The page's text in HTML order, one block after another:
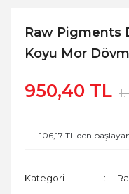
Raw Pigments
Koyu Mor
950,40 TL
106,17 TL den
Kategori